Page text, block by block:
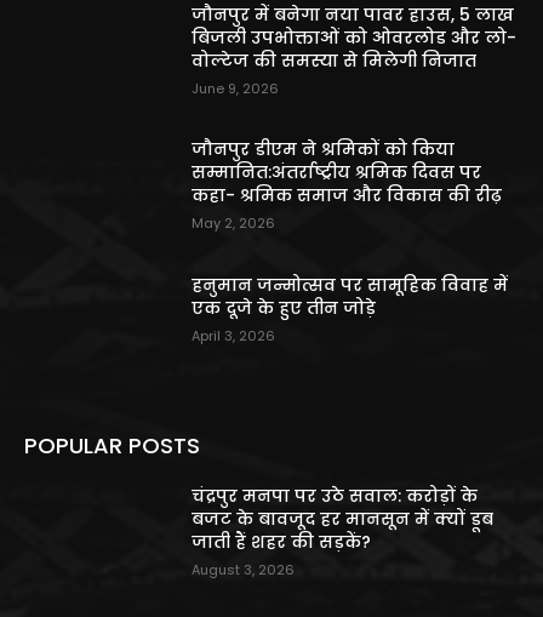
जौनपुर में बनेगा नया पावर हाउस, 5 लाख
बिजली उपभोक्ताओं को ओवरलोड और लो-
वोल्टेज की समस्या से मिलेगी निजात
June 9, 2026
जौनपुर डीएम ने श्रमिकों को किया
सम्मानित:अंतर्राष्ट्रीय श्रमिक दिवस पर
कहा- श्रमिक समाज और विकास की रीढ़
May 2, 2026
हनुमान जन्मोत्सव पर सामूहिक विवाह में
एक दूजे के हुए तीन जोड़े
April 3, 2026
POPULAR POSTS
चंद्रपुर मनपा पर उठे सवाल: करोड़ों के
बजट के बावजूद हर मानसून में क्यों डूब
जाती हैं शहर की सड़कें?
August 3, 2026